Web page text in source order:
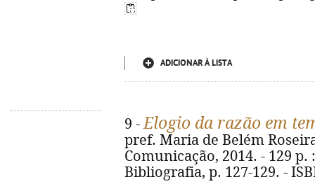
ADICIONAR À LISTA
9 -Elogio da razão em
pref. Maria de Belém
Comunicação, 2014. - 129 p.
Bibliografia, p. 127-129. -